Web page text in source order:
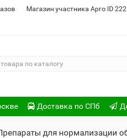
Магазин участника Арго ID
Доставка по СПб
для нормализации